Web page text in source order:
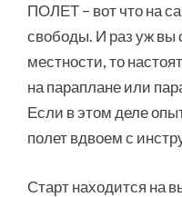
ПОЛЕТ – вот что на
свободы. И раз уж вы
местности, то
на параплане или
Если в этом деле
полет вдвоем с
Старт находится на